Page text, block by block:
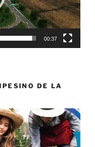
00:37
DE LA